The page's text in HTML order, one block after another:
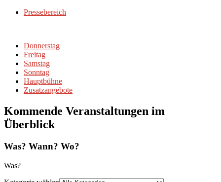
Pressebereich
Donnerstag
Freitag
Samstag
Sonntag
Hauptbühne
Zusatzangebote
Kommende Veranstaltungen im
Überblick
Was? Wann? Wo?
Was?